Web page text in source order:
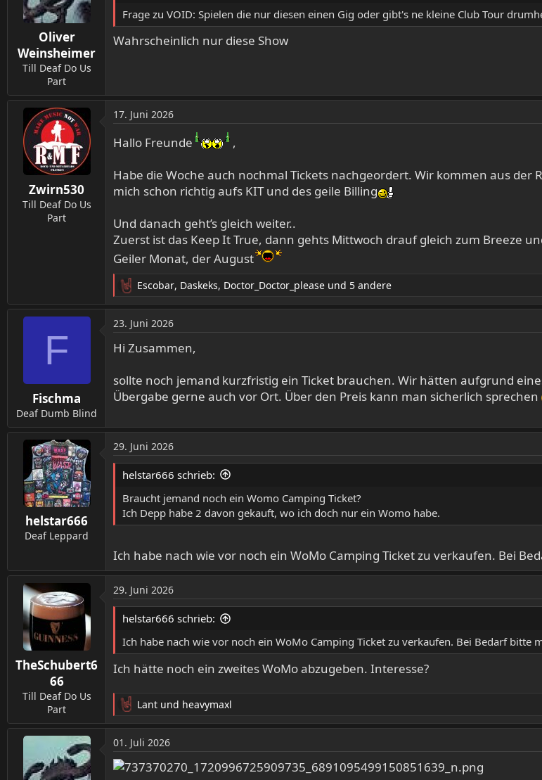
Oliver
Weinsheimer
Till Deaf Do Us
Part
Frage zu VOID: Spielen die nur diesen einen Gig oder gibt's ne kleine Club Tour
Wahrscheinlich nur diese Show
Zwirn530
Till Deaf Do Us
Part
17. Juni 2026
Hallo Freunde
,
Habe die Woche auch nochmal Tickets nachgeordert. Wir kommen aus der
mich schon richtig aufs KIT und des geile Billing
Und danach geht’s gleich weiter..
Zuerst ist das Keep It True, dann gehts Mittwoch drauf gleich zum Breeze
Geiler Monat, der August
R
e
a
k
t
n
e
:
Escobar, Daskeks, Doctor_Doctor_please und 5 andere
F
Fischma
Deaf Dumb Blind
23. Juni 2026
Hi Zusammen,
sollte noch jemand kurzfristig ein Ticket brauchen. Wir hätten aufgrund
Übergabe gerne auch vor Ort. Über den Preis kann man sicherlich sprechen
helstar666
Deaf Leppard
29. Juni 2026
helstar666 schrieb:
Braucht jemand noch ein Womo Camping Ticket?
Ich Depp habe 2 davon gekauft, wo ich doch nur ein Womo habe.
Ich habe nach wie vor noch ein WoMo Camping Ticket zu verkaufen. Bei
TheSchubert6
66
Till Deaf Do Us
Part
29. Juni 2026
helstar666 schrieb:
Ich habe nach wie vor noch ein WoMo Camping Ticket zu verkaufen. Bei Bedarf bitte
Ich hätte noch ein zweites WoMo abzugeben. Interesse?
R
e
a
k
t
Lant und heavymaxl
01. Juli 2026